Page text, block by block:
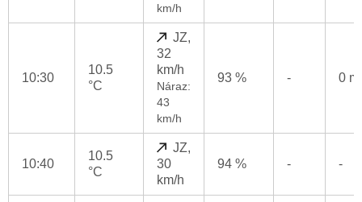
km/h
10:30
10.5
°C
JZ,
32
km/h
Náraz:
43
km/h
93 % - 0
10:40
10.5
°C
JZ,
30
km/h
94 % - -